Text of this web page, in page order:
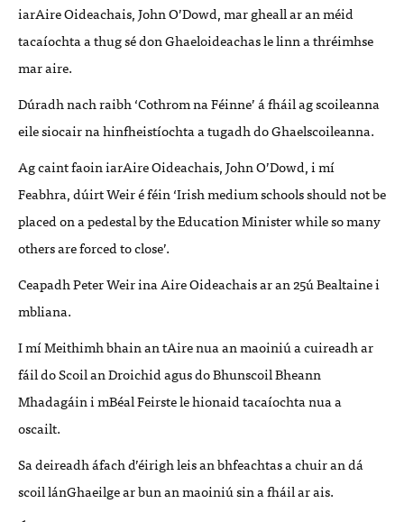
iarAire Oideachais, John O’Dowd, mar gheall ar an méid
tacaíochta a thug sé don Ghaeloideachas le linn a thréimhse
mar aire.
Dúradh nach raibh ‘Cothrom na Féinne’ á fháil ag scoileanna
eile siocair na hinfheistíochta a tugadh do Ghaelscoileanna.
Ag caint faoin iarAire Oideachais, John O’Dowd, i mí
Feabhra, dúirt Weir é féin ‘Irish medium schools should not be
placed on a pedestal by the Education Minister while so many
others are forced to close’.
Ceapadh Peter Weir ina Aire Oideachais ar an 25ú Bealtaine i
mbliana.
I mí Meithimh bhain an tAire nua an maoiniú a cuireadh ar
fáil do Scoil an Droichid agus do Bhunscoil Bheann
Mhadagáin i mBéal Feirste le hionaid tacaíochta nua a
oscailt.
Sa deireadh áfach d’éirigh leis an bhfeachtas a chuir an dá
scoil lánGhaeilge ar bun an maoiniú sin a fháil ar ais.